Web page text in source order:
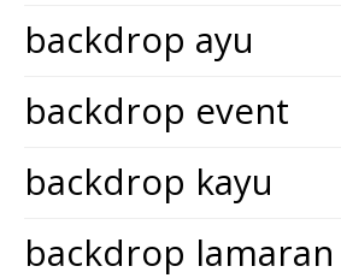
backdrop ayu
backdrop event
backdrop kayu
backdrop lamaran